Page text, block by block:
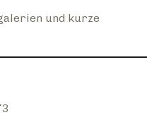
und kurze